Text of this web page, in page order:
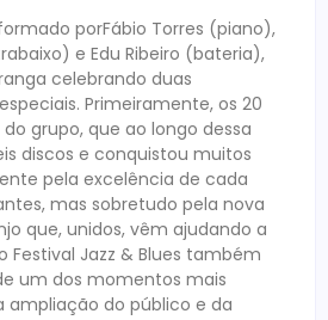
porFábio Torres (piano),
e Edu Ribeiro (bateria),
celebrando duas
Primeiramente, os 20
grupo, que ao longo dessa
discos e conquistou muitos
pela excelência de cada
mas sobretudo pela nova
que, unidos, vêm ajudando a
Festival Jazz & Blues também
um dos momentos mais
ampliação do público e da